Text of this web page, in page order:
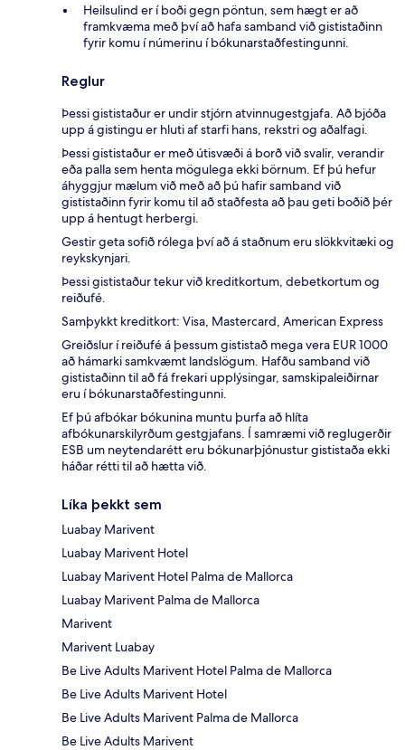
Heilsulind er í boði gegn pöntun, sem hægt er að
framkvæma með því að hafa samband við gististaðinn
fyrir komu í númerinu í bókunarstaðfestingunni.
Reglur
Þessi gististaður er undir stjórn atvinnugestgjafa. Að bjóða
upp á gistingu er hluti af starfi hans, rekstri og aðalfagi.
Þessi gististaður er með útisvæði á borð við svalir, verandir
eða palla sem henta mögulega ekki börnum. Ef þú hefur
áhyggjur mælum við með að þú hafir samband við
gististaðinn fyrir komu til að staðfesta að þau geti boðið þér
upp á hentugt herbergi.
Gestir geta sofið rólega því að á staðnum eru slökkvitæki og
reykskynjari.
Þessi gististaður tekur við kreditkortum, debetkortum og
reiðufé.
Samþykkt kreditkort: Visa, Mastercard, American Express
Greiðslur í reiðufé á þessum gististað mega vera EUR 1000
að hámarki samkvæmt landslögum. Hafðu samband við
gististaðinn til að fá frekari upplýsingar, samskipaleiðirnar
eru í bókunarstaðfestingunni.
Ef þú afbókar bókunina muntu þurfa að hlíta
afbókunarskilyrðum gestgjafans. Í samræmi við reglugerðir
ESB um neytendarétt eru bókunarþjónustur gististaða ekki
háðar rétti til að hætta við.
Líka þekkt sem
Luabay Marivent
Luabay Marivent Hotel
Luabay Marivent Hotel Palma de Mallorca
Luabay Marivent Palma de Mallorca
Marivent
Marivent Luabay
Be Live Adults Marivent Hotel Palma de Mallorca
Be Live Adults Marivent Hotel
Be Live Adults Marivent Palma de Mallorca
Be Live Adults Marivent